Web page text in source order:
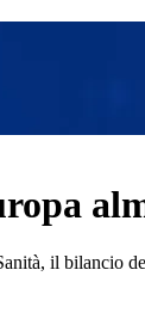
il bilancio